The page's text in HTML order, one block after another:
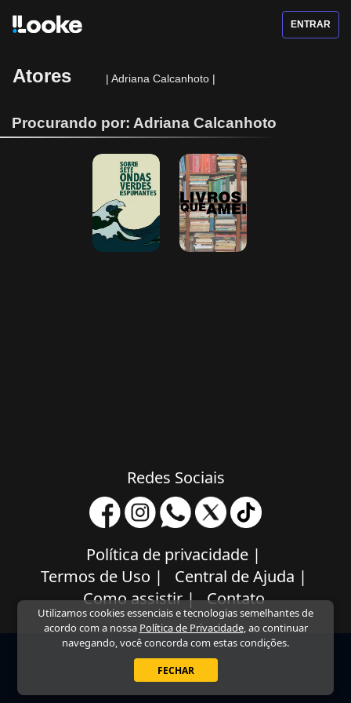
Utilizamos cookies essenciais e tecnologias semelhantes de
acordo com a nossa Política de Privacidade, ao continuar
navegando, você concorda com estas condições.
FECHAR
ENTRAR
Atores | Adriana Calcanhoto |
Procurando por: Adriana Calcanhoto
Sobre Sete
Ondas Verdes
Espumantes
Livros que Amei
Redes Sociais
Política de privacidade |
Termos de Uso | Central de Ajuda |
Como assistir| Contato